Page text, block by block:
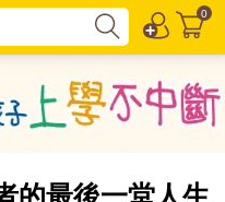
0
的最後一堂人生